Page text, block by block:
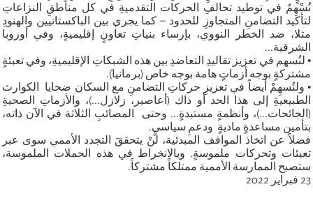
نُسْهِمُ في توطيد تحالفِ الحركات التقدميةِ في كل مناطقِ النزاعاتِ
لتأكيد التضامنِ المتجاوزِ للحدود – كما يجري بين الباكستانيين والهنودِ
مثلا، ضد الخطر النووي، بإرساء بنياتِ تعاونٍ إقليميةٍ، وفي أوروبا
الشرقية...
• لنُسهم في تعزيز تقاليدِ التعاضدِ بين هذه الشبكاتِ الإقليميةِ، وفي تعبئةٍ
مشتركةٍ بوجه أزماتٍ هامة بوجه خاص (برمانيا).
• ولنُسهِمْ أيضاً في تعزيزِ حركاتِ التضامنِ مع السكان ضحايا الكوارث
الطبيعيةِ إلى هذا الحد أو ذاك (أعاصير، زلازل...)، والأزماتِ الصحيةِ
(الجائحات...)، وأنظمةٍ مستبدةٍ... وحتى المصائبِ الثلاثة في الآن ذاته،
بتأمين مساعدةٍ ماديةٍ ودعمِ سياسيٍ.
فضلاً عن اتخاذ المواقف المبدئية، لنْ يتحققَ التجدد الأممي سوى عبر
تعبئات وتحركات ملموسةٍ. وبالانخراط في هذه الحملات الملموسة،
ستصبح الممارسة الأممية ممتلكاً مشتركاً.
23 فبراير 2022